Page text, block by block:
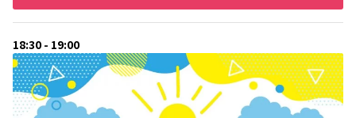
18:30 - 19:00